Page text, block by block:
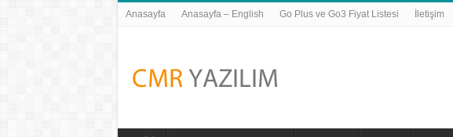
Anasayfa Anasayfa – English Go Plus ve Go3 Fiyat Listesi İletişim